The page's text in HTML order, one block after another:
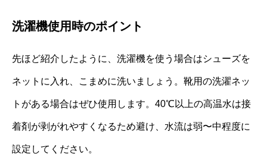
洗濯機使用時のポイント
先ほど紹介したように、洗濯機を使う場合はシューズを
ネットに入れ、こまめに洗いましょう。靴用の洗濯ネッ
トがある場合はぜひ使用します。40℃以上の高温水は接
着剤が剥がれやすくなるため避け、水流は弱〜中程度に
設定してください。